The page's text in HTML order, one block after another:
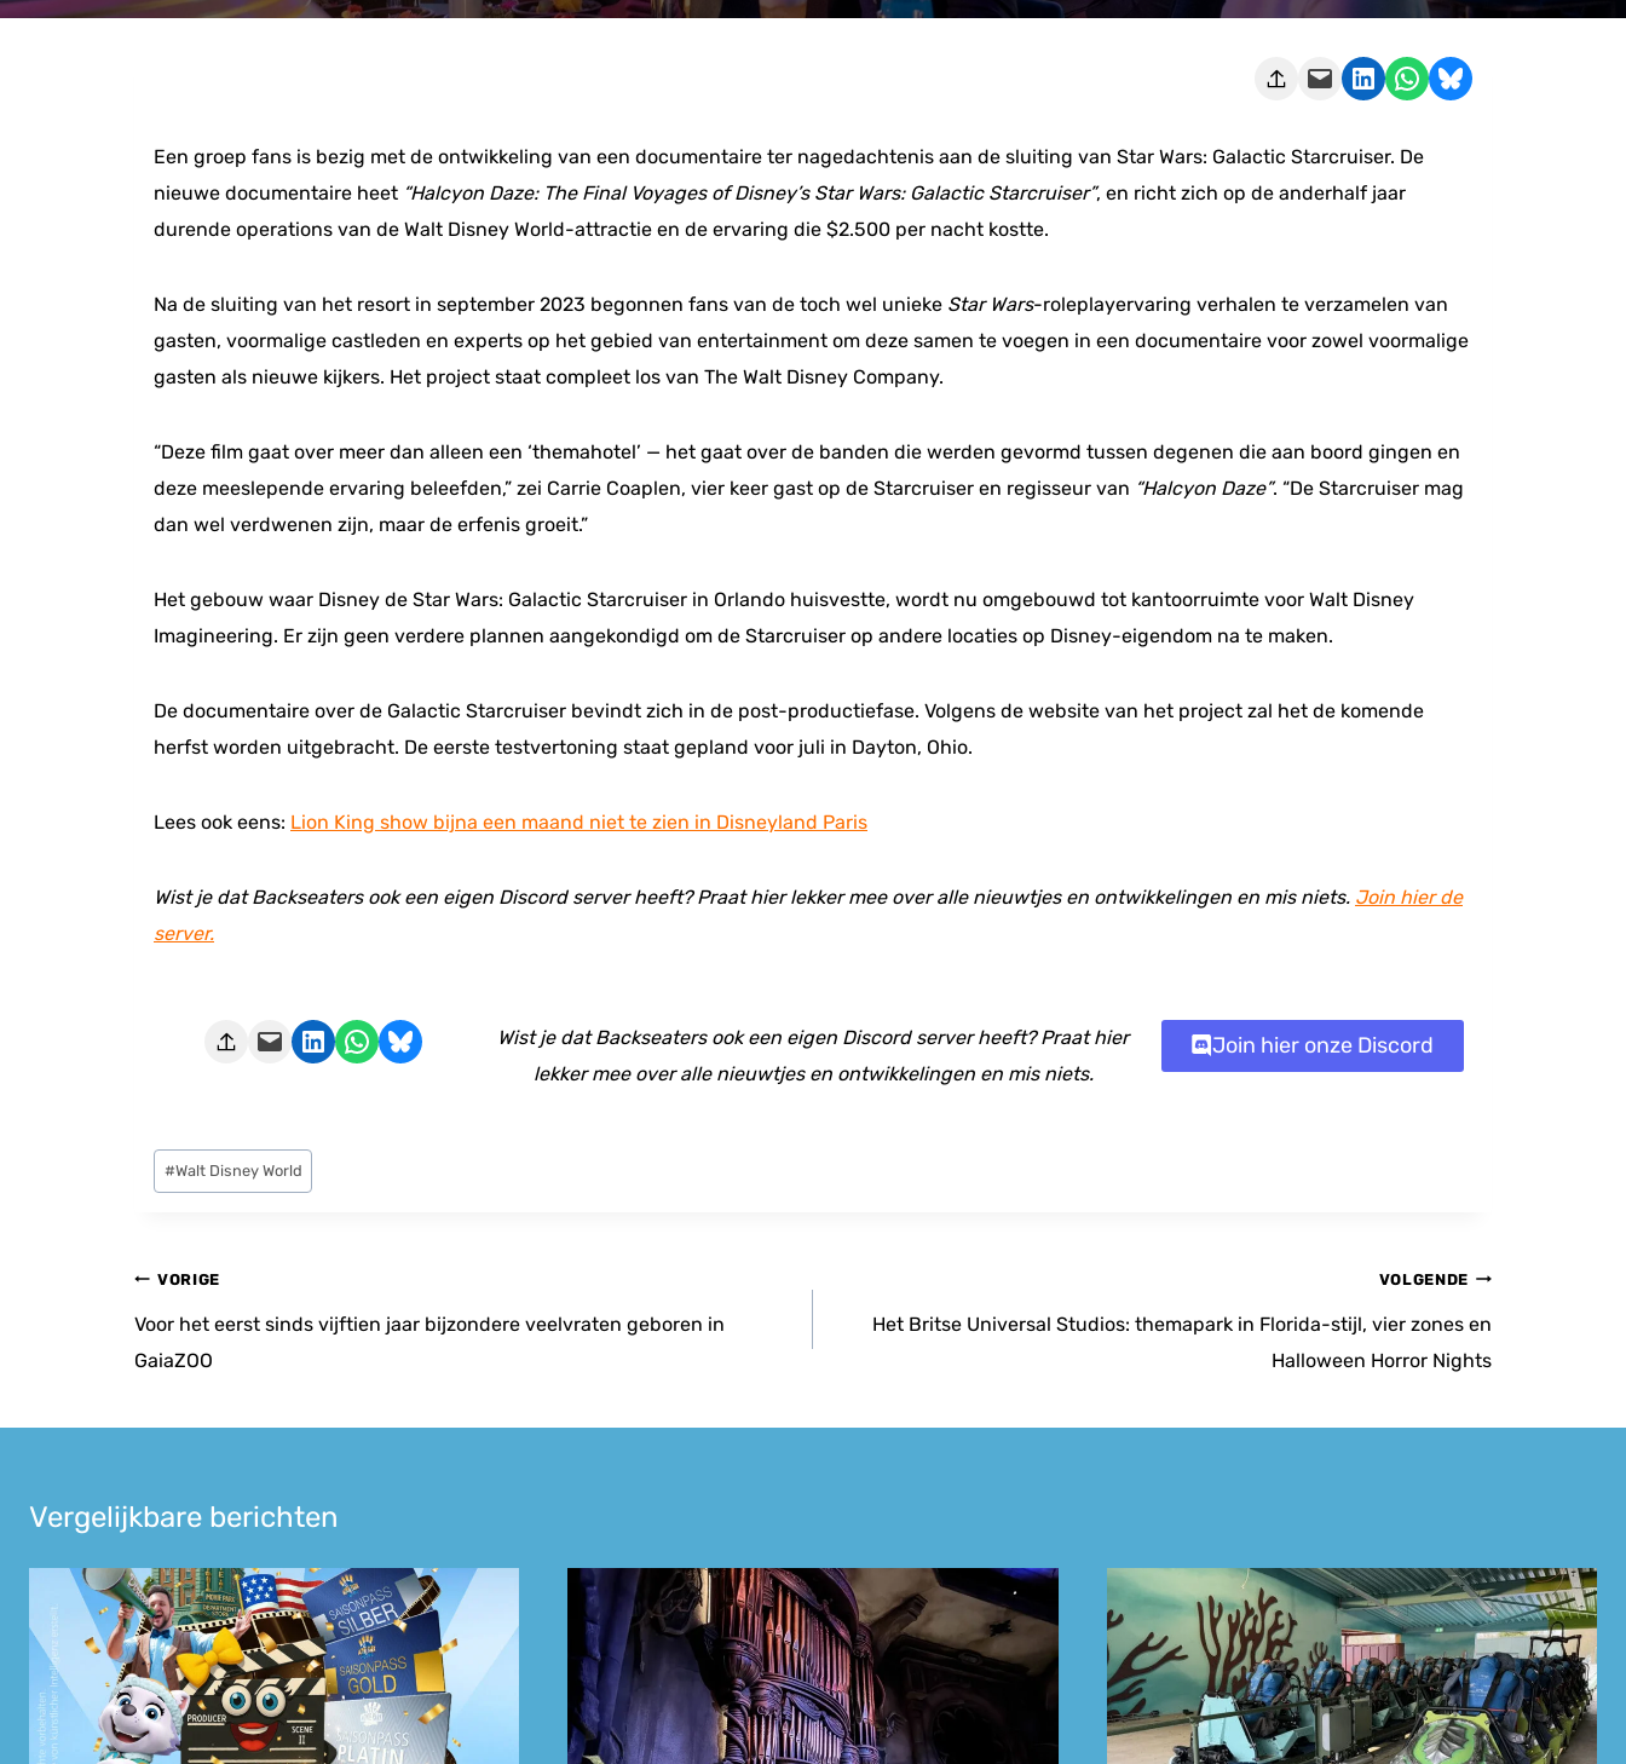
Deze pagina e-mailen Delen op LinkedIn Delen via WhatsApp Share on Bluesky
Een groep fans is bezig met de ontwikkeling van een documentaire ter nagedachtenis aan de sluiting van Star Wars: Galactic Starcruiser. De
nieuwe documentaire heet “Halcyon Daze: The Final Voyages of Disney’s Star Wars: Galactic Starcruiser”, en richt zich op de anderhalf jaar
durende operations van de Walt Disney World-attractie en de ervaring die $2.500 per nacht kostte.
Na de sluiting van het resort in september 2023 begonnen fans van de toch wel unieke Star Wars-roleplayervaring verhalen te verzamelen van
gasten, voormalige castleden en experts op het gebied van entertainment om deze samen te voegen in een documentaire voor zowel voormalige
gasten als nieuwe kijkers. Het project staat compleet los van The Walt Disney Company.
“Deze film gaat over meer dan alleen een ‘themahotel’ — het gaat over de banden die werden gevormd tussen degenen die aan boord gingen en
deze meeslepende ervaring beleefden,” zei Carrie Coaplen, vier keer gast op de Starcruiser en regisseur van “Halcyon Daze”. “De Starcruiser mag
dan wel verdwenen zijn, maar de erfenis groeit.”
Het gebouw waar Disney de Star Wars: Galactic Starcruiser in Orlando huisvestte, wordt nu omgebouwd tot kantoorruimte voor Walt Disney
Imagineering. Er zijn geen verdere plannen aangekondigd om de Starcruiser op andere locaties op Disney-eigendom na te maken.
De documentaire over de Galactic Starcruiser bevindt zich in de post-productiefase. Volgens de website van het project zal het de komende
herfst worden uitgebracht. De eerste testvertoning staat gepland voor juli in Dayton, Ohio.
Lees ook eens: Lion King show bijna een maand niet te zien in Disneyland Paris
Wist je dat Backseaters ook een eigen Discord server heeft? Praat hier lekker mee over alle nieuwtjes en ontwikkelingen en mis niets. Join hier de
server.
Deze pagina e-mailen Delen op LinkedIn Delen via WhatsApp Share on Bluesky
Wist je dat Backseaters ook een eigen Discord server heeft? Praat hier
lekker mee over alle nieuwtjes en ontwikkelingen en mis niets.
Join hier onze Discord
Bericht
tags:
#Walt Disney World
Bericht
navigatie
VORIGE
Voor het eerst sinds vijftien jaar bijzondere veelvraten geboren in
GaiaZOO
VOLGENDE
Het Britse Universal Studios: themapark in Florida-stijl, vier zones en
Halloween Horror Nights
Vergelijkbare berichten